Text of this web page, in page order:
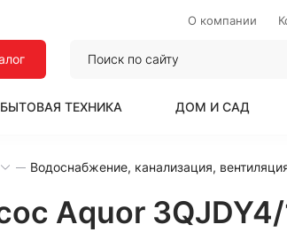
О компании
БЫТОВАЯ ТЕХНИКА ДОМ И САД
Водоснабжение, канализация,
Aquor